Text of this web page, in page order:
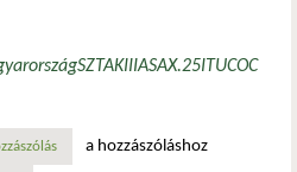
SZTAKIIIASAX.25ITUCOC
születése: az arpanet-től a hbone-ig és a
a hozzászóláshoz